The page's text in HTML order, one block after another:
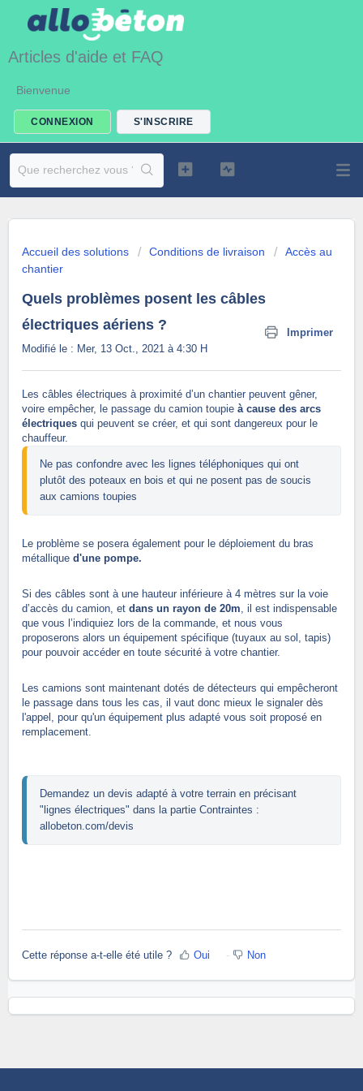
Articles d'aide et FAQ
Bienvenue
CONNEXION S'INSCRIRE
Accueil des solutions Conditions de livraison
Accès au
chantier
Quels problèmes posent les câbles
électriques aériens ?
Imprimer
Modifié le : Mer, 13 Oct., 2021 à 4:30 H
Les câbles électriques à proximité d’un chantier peuvent gêner,
voire empêcher, le passage du camion toupie à cause des arcs
électriques qui peuvent se créer, et qui sont dangereux pour le
chauffeur.
Ne pas confondre avec les lignes téléphoniques qui ont
plutôt des poteaux en bois et qui ne posent pas de soucis
aux camions toupies
Le problème se posera également pour le déploiement du bras
métallique d'une pompe.
Si des câbles sont à une hauteur inférieure à 4 mètres sur la voie
d’accès du camion, et dans un rayon de 20m, il est indispensable
que vous l’indiquiez lors de la commande, et nous vous
proposerons alors un équipement spécifique (tuyaux au sol, tapis)
pour pouvoir accéder en toute sécurité à votre chantier.
Les camions sont maintenant dotés de détecteurs qui empêcheront
le passage dans tous les cas, il vaut donc mieux le signaler dès
l'appel, pour qu'un équipement plus adapté vous soit proposé en
remplacement.
Demandez un devis adapté à votre terrain en précisant
allobeton.com/devis
Cette réponse a-t-elle été utile ? Oui Non